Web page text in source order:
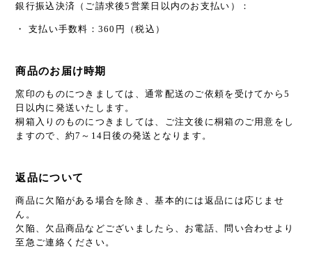
銀行振込決済（ご請求後5営業日以内のお支払い）：
・ 支払い手数料：360円（税込）
商品のお届け時期
窯印のものにつきましては、通常配送のご依頼を受けてから5
日以内に発送いたします。
桐箱入りのものにつきましては、ご注文後に桐箱のご用意をし
ますので、約7～14日後の発送となります。
返品について
商品に欠陥がある場合を除き、基本的には返品には応じませ
ん。
欠陥、欠品商品などございましたら、お電話、問い合わせより
至急ご連絡ください。